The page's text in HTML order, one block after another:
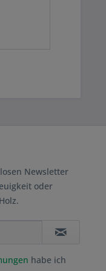
Newsletter
oder
habe ich